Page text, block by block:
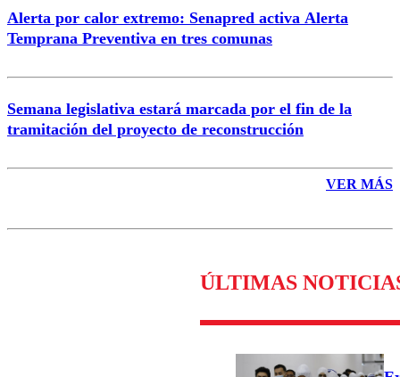
Alerta por calor extremo: Senapred activa Alerta
Temprana Preventiva en tres comunas
Semana legislativa estará marcada por el fin de la
tramitación del proyecto de reconstrucción
VER MÁS
ÚLTIMAS